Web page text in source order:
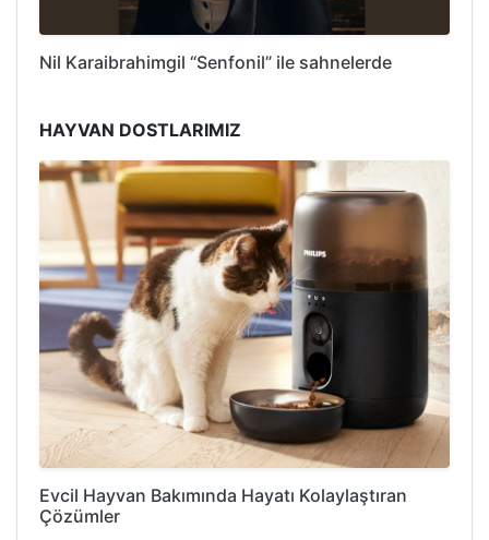
Nil Karaibrahimgil “Senfonil” ile sahnelerde
HAYVAN DOSTLARIMIZ
Evcil Hayvan Bakımında Hayatı Kolaylaştıran
Çözümler